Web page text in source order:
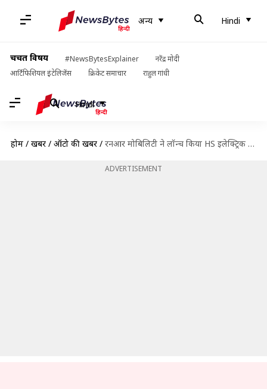
अन्य Hindi
चर्चित विषय #NewsBytesExplainer
नरेंद्र मोदी
आर्टिफिशियल इंटेलिजेंस
क्रिकेट समाचार राहुल गांधी
Hindi
होम / खबरें / ऑटो की खबरें / रनआर मोबिलिटी ने लॉन्च किया HS इलेक्ट्रिक स्कूटर, कीमत 1.25 लाख रुपये
ADVERTISEMENT